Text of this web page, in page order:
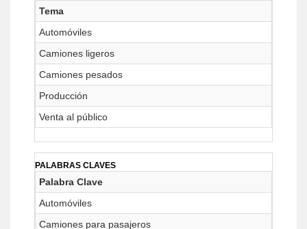
Tema
Automóviles
Camiones ligeros
Camiones pesados
Producción
Venta al público
PALABRAS CLAVES
Palabra Clave
Automóviles
Camiones para pasajeros